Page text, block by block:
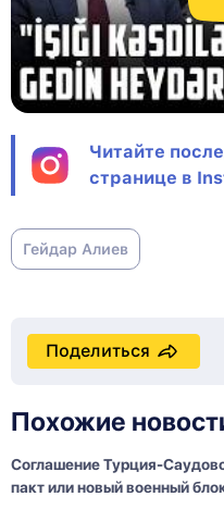
Читайте
странице в
Гейдар Алиев
Поделиться
Похожие
Соглашение Турция-
пакт или новый военный